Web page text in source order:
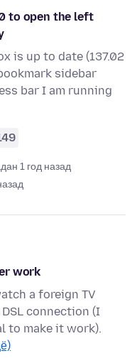
to open the left
is up to date (137.02
sidebar
bar I am running
1 год назад
work
a foreign TV
connection (I
to make it work).